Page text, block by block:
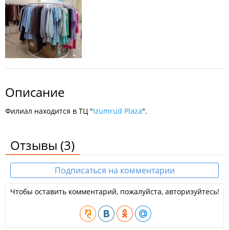
Описание
Филиал находится в ТЦ "Izumrud Plaza".
Отзывы (3)
Подписаться на комментарии
Чтобы оставить комментарий, пожалуйста, авторизуйтесь!